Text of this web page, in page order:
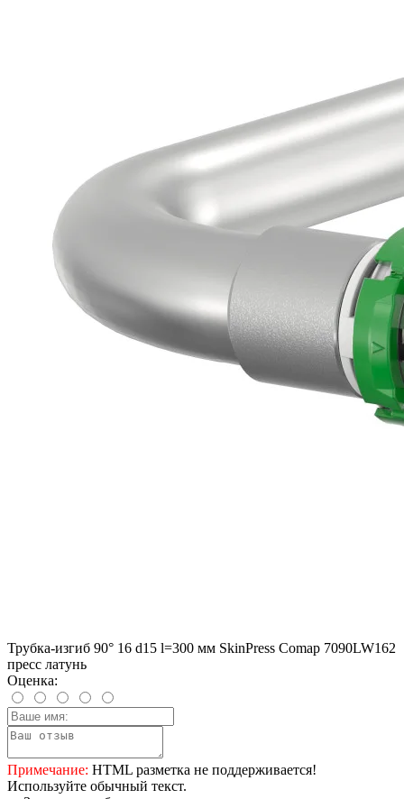
Трубка-изгиб 90° 16 d15 l=300 мм SkinPress Comap 7090LW162
пресс латунь
Оценка:
Примечание: HTML разметка не поддерживается!
Используйте обычный текст.